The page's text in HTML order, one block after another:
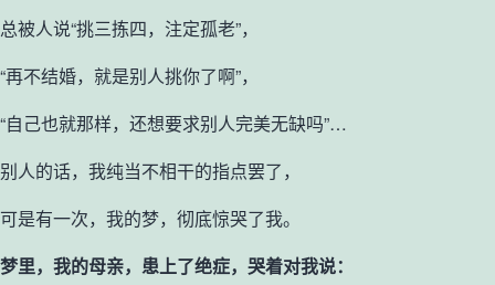
总被人说“挑三拣四，注定孤老”，
“再不结婚，就是别人挑你了啊”，
“自己也就那样，还想要求别人完美无缺吗”…
别人的话，我纯当不相干的指点罢了，
可是有一次，我的梦，彻底惊哭了我。
梦里，我的母亲，患上了绝症，哭着对我说：